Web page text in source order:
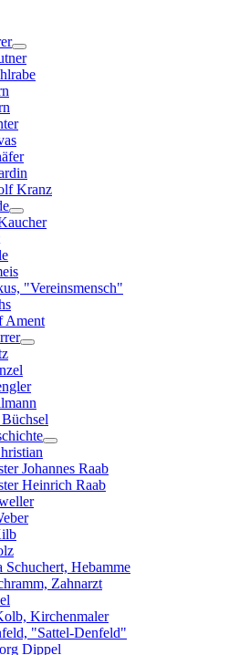
Kranz
"Vereinsmensch"
Ament
Johannes Raab
Heinrich Raab
Schuchert, Hebamme
Zahnarzt
Kirchenmaler
"Sattel-Denfeld"
Dippel